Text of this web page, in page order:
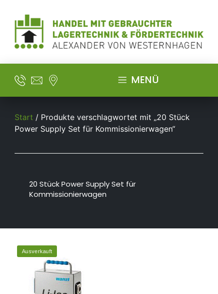
MENÜ
Start / Produkte verschlagwortet mit „20 Stück
Power Supply Set für Kommissionierwagen“
20 Stück Power Supply Set für
Kommissionierwagen
Ausverkauft